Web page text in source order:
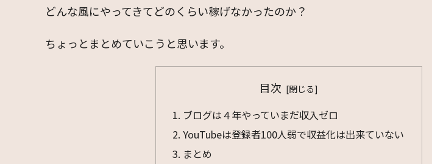
どんな風にやってきてどのくらい稼げなかったのか？
ちょっとまとめていこうと思います。
目次
ブログは４年やっていまだ収入ゼロ
YouTubeは登録者100人弱で収益化は出来ていない
まとめ